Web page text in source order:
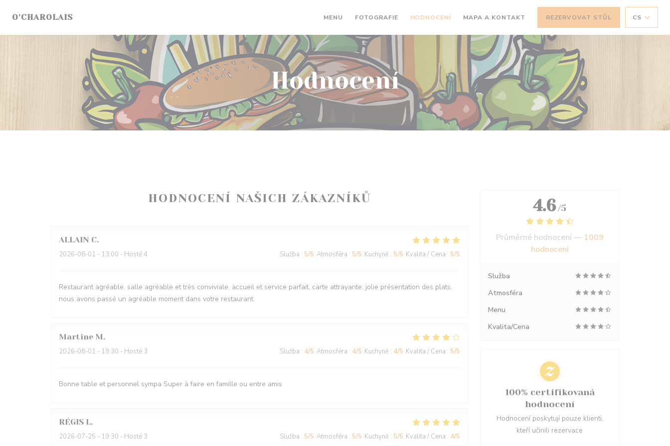
O'CHAROLAIS MENU FOTOGRAFIE HODNOCENÍ MAPA A KONTAKT REZERVOVAT STŮL CS
Hodnocení
HODNOCENÍ NAŠICH ZÁKAZNÍKŮ
ALLAIN C
2026-08-01 - 13:00 - Hosté 4 Služba : 5/5 Atmosféra : 5/5 Kuchyně : 5/5 Kvalita / Cena : 5/5
Restaurant agréable, salle agréable et très conviviale, accueil et service parfait, carte attrayante, jolie présentation des plats,
nous avons passé un agréable moment dans votre restaurant.
Martine M
2026-08-01 - 19:30 - Hosté 3 Služba : 4/5 Atmosféra : 4/5 Kuchyně : 4/5 Kvalita / Cena : 5/5
Bonne table et personnel sympa Super à faire en famille ou entre amis
RÉGIS L
2026-07-25 - 19:30 - Hosté 3 Služba : 5/5 Atmosféra : 5/5 Kuchyně : 5/5 Kvalita / Cena : 4/5
4.6 /5
Průměrné hodnocení — 1009
hodnoceni
Služba
Atmosféra
Menu
Kvalita/Cena
100% certifikovaná
hodnocení
Hodnocení poskytují pouze klienti,
kteří učinili rezervace